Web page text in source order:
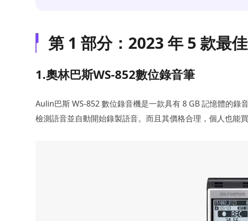
第 1 部分：2023 年 5 款最
1.奧林巴斯WS-852數位錄音筆
Aulin巴斯 WS-852 數位錄音機是一款具有 8 GB 記憶體的錄
檢測語音並自動開始錄製語音。而且其價格合理，個人也能